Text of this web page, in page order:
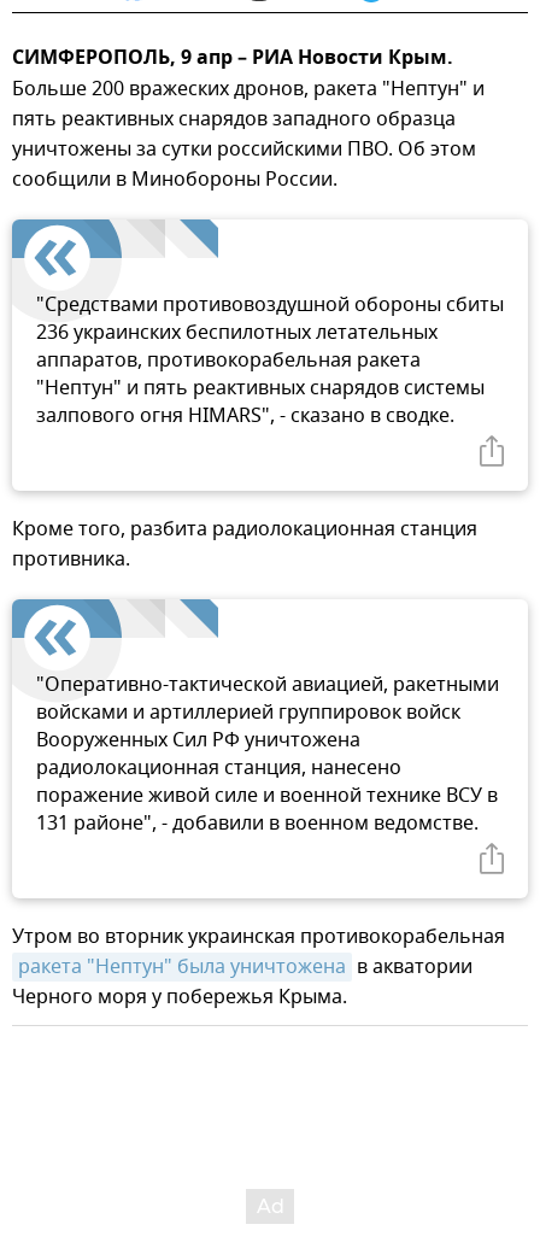
СИМФЕРОПОЛЬ, 9 апр – РИА Новости Крым.
Больше 200 вражеских дронов, ракета "Нептун" и
пять реактивных снарядов западного образца
уничтожены за сутки российскими ПВО. Об этом
сообщили в Минобороны России.
"Средствами противовоздушной обороны сбиты
236 украинских беспилотных летательных
аппаратов, противокорабельная ракета
"Нептун" и пять реактивных снарядов системы
залпового огня HIMARS", - сказано в сводке.
Кроме того, разбита радиолокационная станция
противника.
"Оперативно-тактической авиацией, ракетными
войсками и артиллерией группировок войск
Вооруженных Сил РФ уничтожена
радиолокационная станция, нанесено
поражение живой силе и военной технике ВСУ в
131 районе", - добавили в военном ведомстве.
Утром во вторник украинская противокорабельная
ракета "Нептун" была уничтожена в акватории
Черного моря у побережья Крыма.